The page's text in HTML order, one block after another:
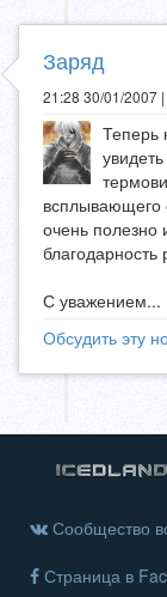
Заряд
21:28 30/01/2007 |
Теперь
всплывающего
очень полезно
благодарность
С уважением...
Обсудить эту
Сообщество
Страница в